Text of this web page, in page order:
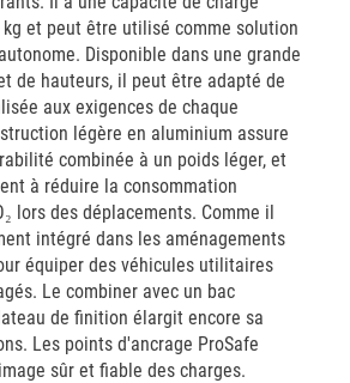
et peut être utilisé comme solution
Disponible dans une grande
de hauteurs, il peut être adapté de
aux exigences de chaque
légère en aluminium assure
combinée à un poids léger, et
à réduire la consommation
lors des déplacements. Comme il
intégré dans les aménagements
équiper des véhicules utilitaires
Le combiner avec un bac
de finition élargit encore sa
Les points d'ancrage ProSafe
sûr et fiable des charges.